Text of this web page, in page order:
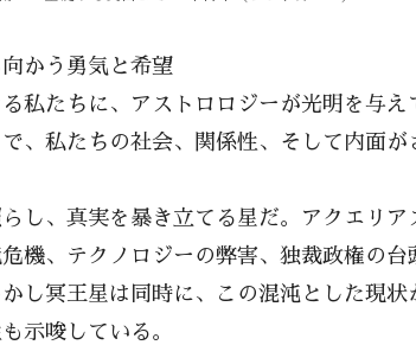
かう勇気と希望
私たちに、アストロロジーが光明を与え
、私たちの社会、関係性、そして内面が
し、真実を暴き立てる星だ。アクエリ
機、テクノロジーの弊害、独裁政権の
し冥王星は同時に、この混沌とした現
示唆している。